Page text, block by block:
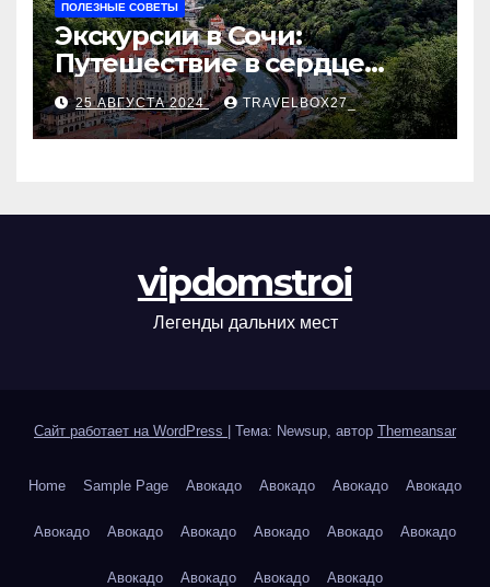
ПОЛЕЗНЫЕ СОВЕТЫ
Экскурсии в Сочи:
Путешествие в сердце
Черноморского курорта
25 АВГУСТА 2024 TRAVELBOX27_
vipdomstroi
Легенды дальних мест
Сайт работает на WordPress Тема: Newsup, автор Themeansar
Home Sample Page Авокадо Авокадо Авокадо Авокадо
Авокадо Авокадо Авокадо Авокадо Авокадо Авокадо
Авокадо Авокадо Авокадо Авокадо